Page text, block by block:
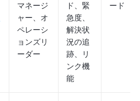
マネージ
ャー、オ
ペレーシ
ョンズリ
ーダー
ド、緊
急度、
解決状
況の追
跡、リ
ンク機
能
ード